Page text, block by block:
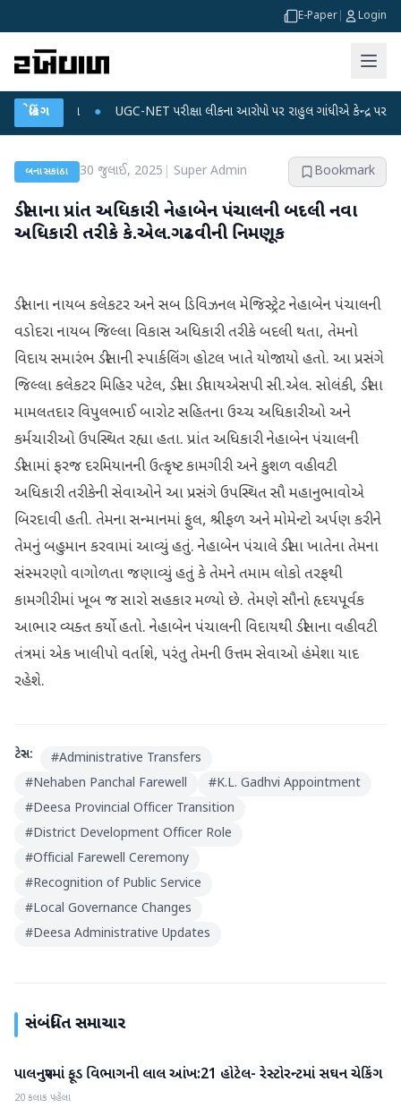
E-Paper Login
બ્રેકિંગ
પ્લાન UGC-NET પરીક્ષા લીકના આરોપો પર રાહુલ ગાંધીએ કેન્દ્ર પર પ્રહાર કર્યા
બનાસકાંઠા 30 જુલાઈ, 2025 Super Admin Bookmark
ડીસાના પ્રાંત અધિકારી નેહાબેન પંચાલની બદલી નવા
અધિકારી તરીકે કે.એલ.ગઢવીની નિમણૂક
ડીસાના નાયબ કલેકટર અને સબ ડિવિઝનલ મેજિસ્ટ્રેટ નેહાબેન પંચાલની
વડોદરા નાયબ જિલ્લા વિકાસ અધિકારી તરીકે બદલી થતા, તેમનો
વિદાય સમારંભ ડીસાની સ્પાર્કલિંગ હોટલ ખાતે યોજાયો હતો. આ પ્રસંગે
જિલ્લા કલેકટર મિહિર પટેલ, ડીસા ડીવાયએસપી સી.એલ. સોલંકી, ડીસા
મામલતદાર વિપુલભાઈ બારોટ સહિતના ઉચ્ચ અધિકારીઓ અને
કર્મચારીઓ ઉપસ્થિત રહ્યા હતા. પ્રાંત અધિકારી નેહાબેન પંચાલની
ડીસામાં ફરજ દરમિયાનની ઉત્કૃષ્ટ કામગીરી અને કુશળ વહીવટી
અધિકારી તરીકેની સેવાઓને આ પ્રસંગે ઉપસ્થિત સૌ મહાનુભાવોએ
બિરદાવી હતી. તેમના સન્માનમાં ફુલ, શ્રીફળ અને મોમેન્ટો અર્પણ કરીને
તેમનું બહુમાન કરવામાં આવ્યું હતું. નેહાબેન પંચાલે ડીસા ખાતેના તેમના
સંસ્મરણો વાગોળતા જણાવ્યું હતું કે તેમને તમામ લોકો તરફથી
કામગીરીમાં ખૂબ જ સારો સહકાર મળ્યો છે. તેમણે સૌનો હૃદયપૂર્વક
આભાર વ્યક્ત કર્યો હતો. નેહાબેન પંચાલની વિદાયથી ડીસાના વહીવટી
તંત્રમાં એક ખાલીપો વર્તાશે, પરંતુ તેમની ઉત્તમ સેવાઓ હંમેશા યાદ
રહેશે.
ટેગ્સ: #Administrative Transfers
#Nehaben Panchal Farewell #K.L. Gadhvi Appointment
#Deesa Provincial Officer Transition
#District Development Officer Role
#Official Farewell Ceremony
#Recognition of Public Service
#Local Governance Changes
#Deesa Administrative Updates
સંબંધિત સમાચાર
બનાસકાંઠા
પાલનપુરમાં ફૂડ વિભાગની લાલ આંખ:21 હોટેલ- રેસ્ટોરન્ટમાં સઘન ચેકિંગ
20 કલાક પહેલા